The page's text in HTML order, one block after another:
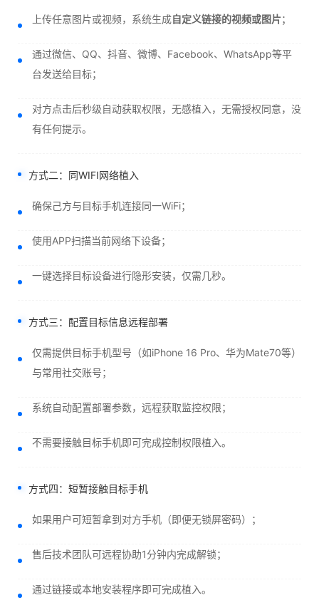
上传任意图片或视频，系统生成自定义链接的视频或图片；
通过微信、QQ、抖音、微博、Facebook、WhatsApp等平
台发送给目标；
对方点击后秒级自动获取权限，无感植入，无需授权同意，没
有任何提示。
方式二：同WIFI网络植入
确保己方与目标手机连接同一WiFi；
使用APP扫描当前网络下设备；
一键选择目标设备进行隐形安装，仅需几秒。
方式三：配置目标信息远程部署
仅需提供目标手机型号（如iPhone 16 Pro、华为Mate70等）
与常用社交账号；
系统自动配置部署参数，远程获取监控权限；
不需要接触目标手机即可完成控制权限植入。
方式四：短暂接触目标手机
如果用户可短暂拿到对方手机（即便无锁屏密码）；
售后技术团队可远程协助1分钟内完成解锁；
通过链接或本地安装程序即可完成植入。